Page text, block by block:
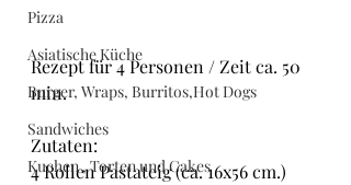
Pizza
Asiatische Küche
Burger, Wraps, Burritos,Hot Dogs
Sandwiches
Kuchen , Torten und Cakes
Rezept für 4 Personen / Zeit ca. 50
min.
Zutaten:
4 Rollen Pastateig (ca. 16x56 cm.)